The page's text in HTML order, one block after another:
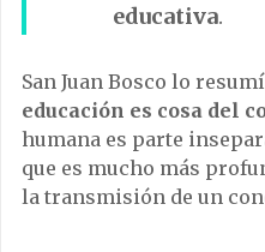
educativa.
San Juan Bosco lo
educación es cosa del
humana es parte
que es mucho más
la transmisión de un